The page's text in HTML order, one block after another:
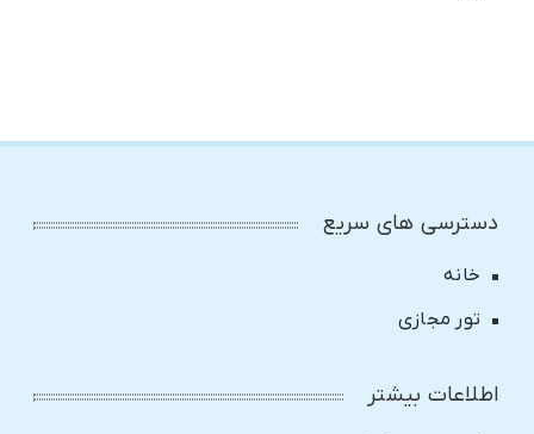
دسترسی های سریع
خانه
تور مجازی
اطلاعات بیشتر